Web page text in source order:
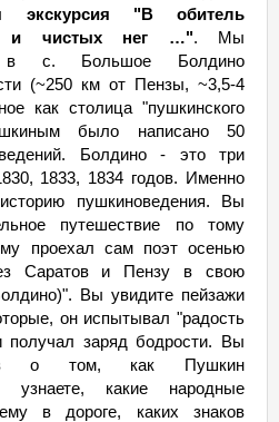
экскурсия "В обитель
и чистых нег …". Мы
в с. Большое Болдино
(~250 км от Пензы, ~3,5-4
как столица "пушкинского
было написано 50
Болдино - это три
1833, 1834 годов. Именно
пушкиноведения. Вы
путешествие по тому
проехал сам поэт осенью
Саратов и Пензу в свою
Вы увидите пейзажи
он испытывал "радость
заряд бодрости. Вы
о том, как Пушкин
узнаете, какие народные
в дороге, каких знаков